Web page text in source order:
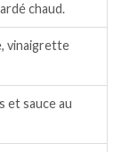
chaud.
vinaigrette
et sauce au